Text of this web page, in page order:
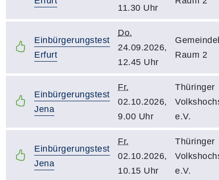
11.30 Uhr
Einbürgerungstest
Erfurt
Do.
24.09.2026,
12.45 Uhr
Raum 2
Einbürgerungstest
Jena
Fr.
02.10.2026,
9.00 Uhr
Thüringer
e.V.
Einbürgerungstest
Jena
Fr.
02.10.2026,
10.15 Uhr
Thüringer
e.V.